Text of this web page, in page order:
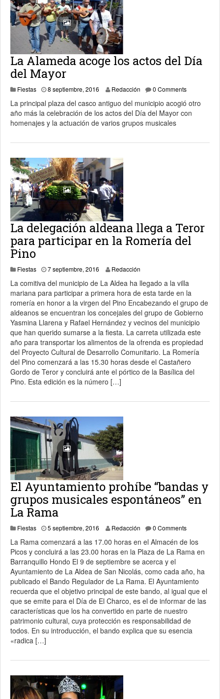
La Alameda acoge los actos del Día
del Mayor
Fiestas 8 septiembre, 2016 8 septiembre, 2016
Redacción 0 Comments
La principal plaza del casco antiguo del municipio acogió otro
año más la celebración de los actos del Día del Mayor con
homenajes y la actuación de varios grupos musicales
La delegación aldeana llega a Teror
para participar en la Romería del
Pino
Fiestas 7 septiembre, 2016 11 noviembre, 2019
Redacción
La comitiva del municipio de La Aldea ha llegado a la villa
mariana para participar a primera hora de esta tarde en la
romería en honor a la virgen del Pino Encabezando el grupo de
aldeanos se encuentran los concejales del grupo de Gobierno
Yasmina Llarena y Rafael Hernández y vecinos del municipio
que han querido sumarse a la fiesta. La carreta utilizada este
año para transportar los alimentos de la ofrenda es propiedad
del Proyecto Cultural de Desarrollo Comunitario. La Romería
del Pino comenzará a las 15.30 horas desde el Castañero
Gordo de Teror y concluirá ante el pórtico de la Basílica del
Pino. Esta edición es la número […]
El Ayuntamiento prohíbe “bandas y
grupos musicales espontáneos” en
La Rama
Fiestas 5 septiembre, 2016 5 septiembre, 2016
Redacción 0 Comments
La Rama comenzará a las 17.00 horas en el Almacén de los
Picos y concluirá a las 23.00 horas en la Plaza de La Rama en
Barranquillo Hondo El 9 de septiembre se acerca y el
Ayuntamiento de La Aldea de San Nicolás, como cada año, ha
publicado el Bando Regulador de La Rama. El Ayuntamiento
recuerda que el objetivo principal de este bando, al igual que el
que se emite para el Día de El Charco, es el de informar de las
características que los ha convertido en parte de nuestro
patrimonio cultural, cuya protección es responsabilidad de
todos. En su introducción, el bando explica que su esencia
«radica […]